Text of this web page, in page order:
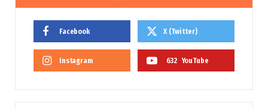
Facebook X (Twitter)
Instagram 632 YouTube